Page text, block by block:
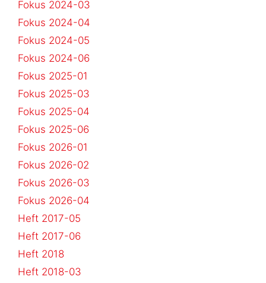
Fokus 2024-03
Fokus 2024-04
Fokus 2024-05
Fokus 2024-06
Fokus 2025-01
Fokus 2025-03
Fokus 2025-04
Fokus 2025-06
Fokus 2026-01
Fokus 2026-02
Fokus 2026-03
Fokus 2026-04
Heft 2017-05
Heft 2017-06
Heft 2018
Heft 2018-03